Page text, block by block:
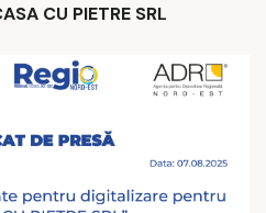
CU PIETRE SRL